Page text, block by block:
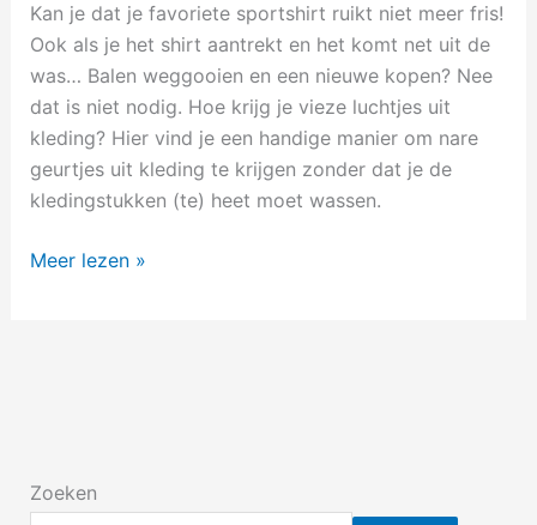
Kan je dat je favoriete sportshirt ruikt niet meer fris!
Ook als je het shirt aantrekt en het komt net uit de
was… Balen weggooien en een nieuwe kopen? Nee
dat is niet nodig. Hoe krijg je vieze luchtjes uit
kleding? Hier vind je een handige manier om nare
geurtjes uit kleding te krijgen zonder dat je de
kledingstukken (te) heet moet wassen.
uit
kleding
Meer lezen »
Zoeken